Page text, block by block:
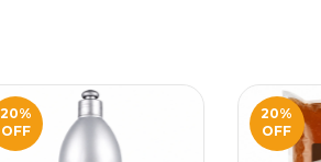
20%
OFF
20%
OFF